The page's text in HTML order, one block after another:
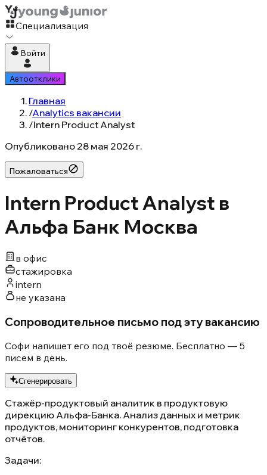
Специализация
Войти
Автоотклики
Главная
/Analytics вакансии
/Intern Product Analyst
Опубликовано 28 мая 2026 г.
Пожаловаться
Intern Product Analyst в
Альфа Банк Москва
в офис
стажировка
intern
не указана
Сопроводительное письмо под эту вакансию
Софи напишет его под твоё резюме. Бесплатно — 5
писем в день.
Сгенерировать
Стажёр-продуктовый аналитик в продуктовую
дирекцию Альфа-Банка. Анализ данных и метрик
продуктов, мониторинг конкурентов, подготовка
отчётов.
Задачи: